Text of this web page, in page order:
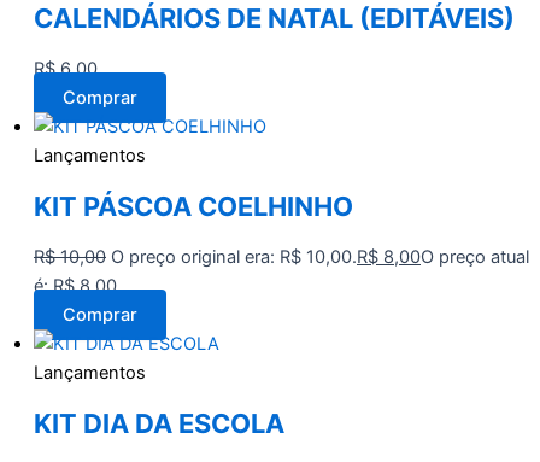
CALENDÁRIOS DE NATAL (EDITÁVEIS)
R$6,00
Comprar
Lançamentos
KIT PÁSCOA COELHINHO
R$10,00 O preço original era: R$ 10,00.R$ 8,00O preço atual
é: R$ 8,00.
Comprar
Lançamentos
KIT DIA DA ESCOLA